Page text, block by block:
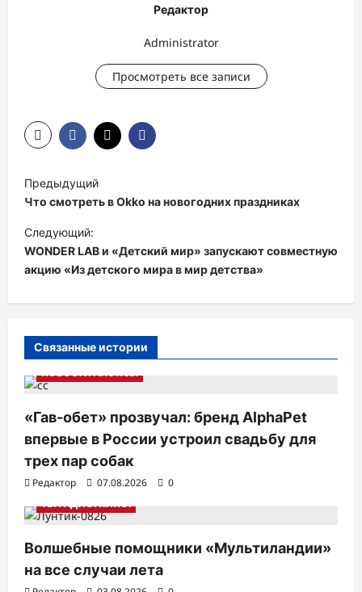
Редактор
Administrator
Просмотреть все записи
а
в
и
г
а
я
о
з
и
с
я
Предыдущий
Что смотреть в Okko на новогодних праздниках
Следующий:
WONDER LAB и «Детский мир» запускают совместную
акцию «Из детского мира в мир детства»
Связанные истории
НОВОСТИ АНОНСЫ
«Гав-обет» прозвучал: бренд AlphaPet
впервые в России устроил свадьбу для
трех пар собак
Редактор 07.08.2026
0
ТВ. РАДИО. КИНО.
Волшебные помощники «Мультиландии»
на все случаи лета